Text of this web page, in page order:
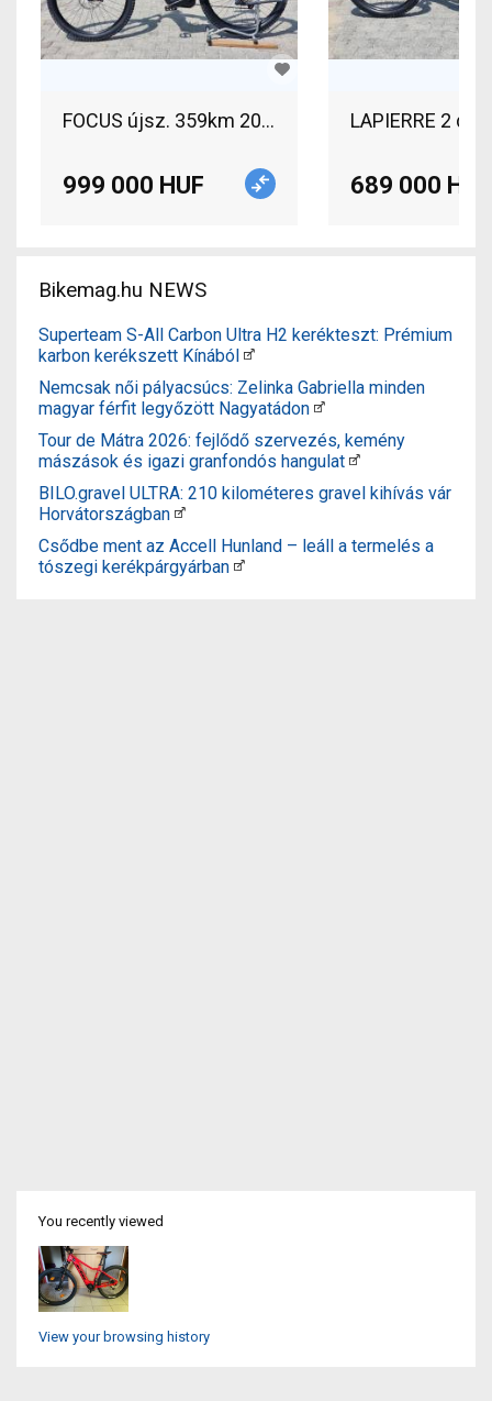
999 000 HUF
LAPIERRE 2
689 000 HUF
Bikemag.hu NEWS
Superteam S-All Carbon Ultra H2 kerékteszt: Prémium
karbon kerékszett Kínából
Nemcsak női pályacsúcs: Zelinka Gabriella minden
magyar férfit legyőzött Nagyatádon
Tour de Mátra 2026: fejlődő szervezés, kemény
mászások és igazi granfondós hangulat
BILO.gravel ULTRA: 210 kilométeres gravel kihívás vár
Horvátországban
Csődbe ment az Accell Hunland – leáll a termelés a
tószegi kerékpárgyárban
You recently viewed
View your browsing history